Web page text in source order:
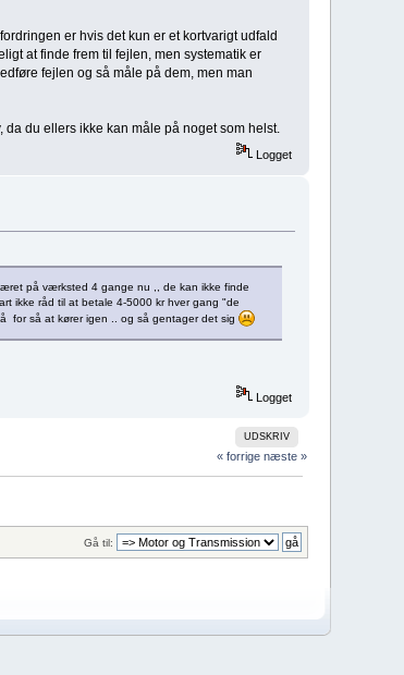
er hvis det kun er et kortvarigt udfald
at finde frem til fejlen, men systematik er
fejlen og så måle på dem, men man
du ellers ikke kan måle på noget som helst.
Logget
på værksted 4 gange nu ,, de kan ikke finde
ikke råd til at betale 4-5000 kr hver gang "de
for så at kører igen .. og så gentager det sig
Logget
UDSKRIV
« forrige næste »
Gå til: